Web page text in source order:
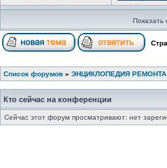
Показать
Список форумов » ЭНЦИКЛОПЕДИЯ РЕМОНТА
Кто сейчас на конференции
Сейчас этот форум просматривают: нет